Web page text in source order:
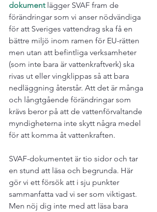
dokument lägger SVAF fram de
förändringar som vi anser nödvändiga
för att Sveriges vattendrag ska få en
bättre miljö inom ramen för EU-rätten
men utan att befintliga verksamheter
(som inte bara är vattenkraftverk) ska
rivas ut eller vingklippas så att bara
nedläggning återstår. Att det är många
och långtgående förändringar som
krävs beror på att de vattenförvaltande
myndigheterna inte skytt några medel
för att komma åt vattenkraften.
SVAF-dokumentet är tio sidor och tar
en stund att läsa och begrunda. Här
gör vi ett försök att i sju punkter
sammanfatta vad vi ser som viktigast.
Men nöj dig inte med att läsa bara